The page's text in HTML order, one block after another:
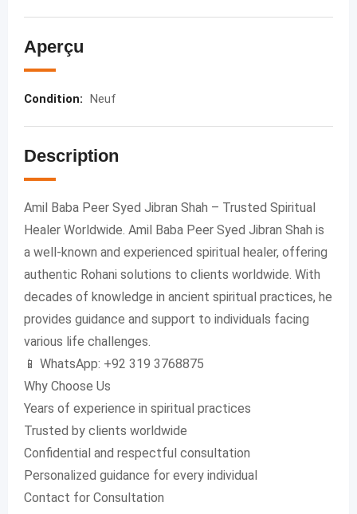
Aperçu
Condition: Neuf
Description
Amil Baba Peer Syed Jibran Shah – Trusted Spiritual
Healer Worldwide. Amil Baba Peer Syed Jibran Shah is
a well-known and experienced spiritual healer, offering
authentic Rohani solutions to clients worldwide. With
decades of knowledge in ancient spiritual practices, he
provides guidance and support to individuals facing
various life challenges.
📱 WhatsApp: +92 319 3768875
Why Choose Us
Years of experience in spiritual practices
Trusted by clients worldwide
Confidential and respectful consultation
Personalized guidance for every individual
Contact for Consultation